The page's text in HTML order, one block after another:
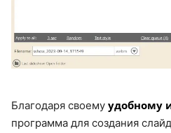
Благодаря своему удобному
программа для создания